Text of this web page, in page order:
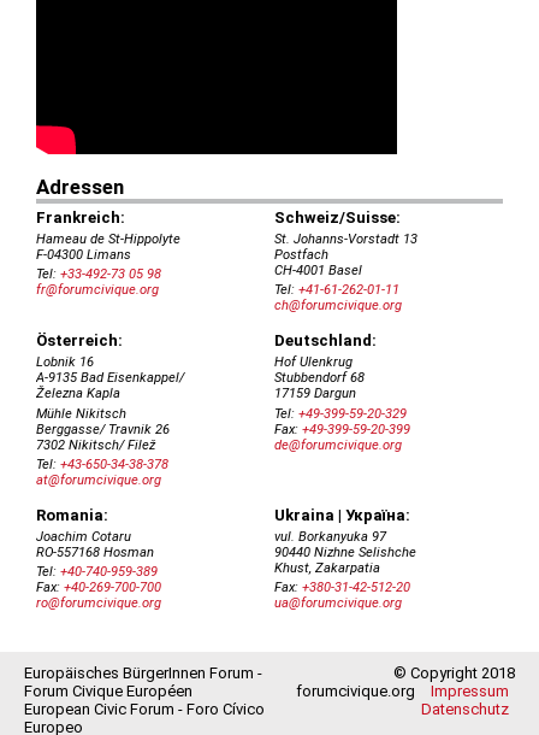
Europäisches BürgerInnen Forum -
Forum Civique Européen
European Civic Forum - Foro Cívico
Europeo
© Copyright 2018
forumcivique.org
Impressum
Datenschutz